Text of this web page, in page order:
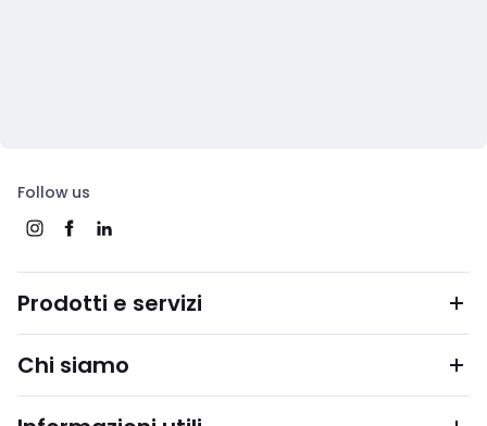
Follow us
Prodotti e servizi
Chi siamo